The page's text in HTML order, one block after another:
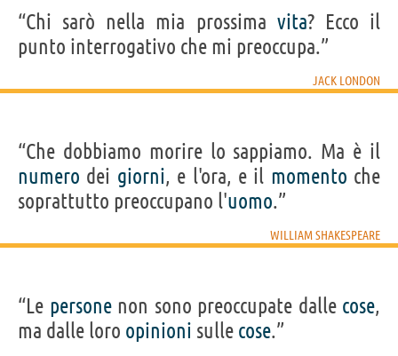
“Chi sarò nella mia prossima vita? Ecco il
punto interrogativo che mi preoccupa.”
JACK LONDON
“Che dobbiamo morire lo sappiamo. Ma è il
numero dei giorni, e l'ora, e il momento che
soprattutto preoccupano l'uomo.”
WILLIAM SHAKESPEARE
“Le personenon sono preoccupate dalle cose,
ma dalle loro opinioni sulle cose.”